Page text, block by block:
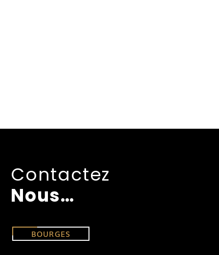
Contactez
Nous…
BOURGES